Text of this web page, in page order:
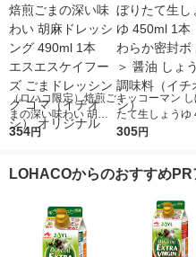
（ロハコ限定）焙煎ご
まの深い味わい 胡麻
ドレッシング 490ml 1
ゴマ（イチオシ） オ
354円
キッコーマン し
たて生しょうゆ
l 1本 ＜やわらか
シ）
305円
LOHACOからのおすすめPR